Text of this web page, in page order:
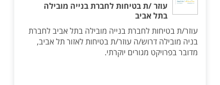
עוזר /ת בטיחות לחברת בנייה מובילה
בתל אביב
עוזר/ת בטיחות לחברת בנייה מובילה בתל אביב לחברת
בניה מובילה דרוש/ה עוזר/ת בטיחות לאזור תל אביב,
מדובר בפרויקט מגורים יוקרתי.